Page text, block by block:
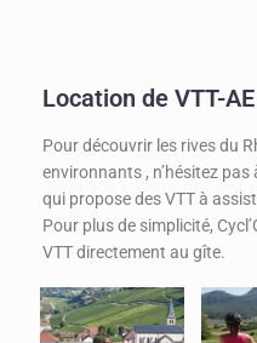
Location de VTT-AE
Pour découvrir les rives du
environnants , n’hésitez pas
qui propose des VTT à
Pour plus de simplicité,
VTT directement au gîte.